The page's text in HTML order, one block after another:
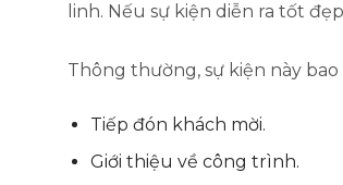
linh. Nếu sự kiện diễn ra tốt
Thông thường, sự kiện này
Tiếp đón khách mời.
Giới thiệu về công trình.